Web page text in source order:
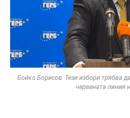
Бойко Борисов: Тези избори трябва
червената линия